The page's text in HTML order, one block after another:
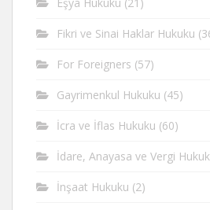
Fikri ve Sinai Haklar Hukuku
For Foreigners (57)
Gayrimenkul Hukuku (45)
İcra ve İflas Hukuku (60)
İdare, Anayasa ve Vergi
İnşaat Hukuku (2)